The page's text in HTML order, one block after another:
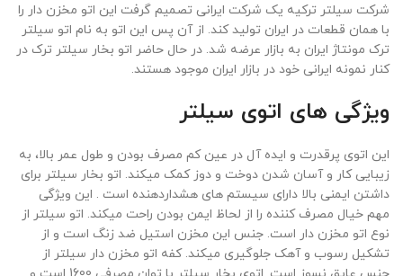
شرکت سیلتر ترکیه یک شرکت ایرانی تصمیم گرفت این اتو مخزن دار را
با همان قطعات در ایران تولید کند. از آن پس این اتو به نام اتو سیلتر
ترک مونتاژ ایران به بازار عرضه شد. در حال حاضر اتو بخار سیلتر ترک در
کنار نمونه ایرانی خود در بازار ایران موجود هستند.
ویژگی های اتوی سیلتر
این اتوی پرقدرت و ایده آل در عین کم مصرف بودن و طول عمر بالا، به
زیبایی کار و آسان شدن دوخت و دوز کمک میکند. اتو بخار سیلتر برای
داشتن ایمنی بالا دارای سیستم های هشداردهنده است . این ویژگی
مهم خیال مصرف کننده را از لحاظ ایمن بودن راحت میکند. اتو سیلتر از
نوع اتو مخزن دار است. جنس این مخزن استیل ضد زنگ است و از
تشکیل رسوب و آهک جلوگیری میکند. کفه اتو مخزن دار سیلتر از